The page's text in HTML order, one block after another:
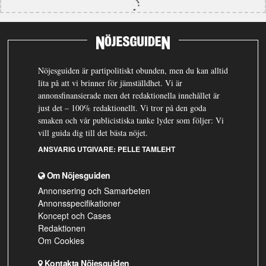
Nöjesguiden är partipolitiskt obunden, men du kan alltid
lita på att vi brinner för jämställdhet. Vi är
annonsfinansierade men det redaktionella innehållet är
just det – 100% redaktionellt. Vi tror på den goda
smaken och vår publicistiska tanke lyder som följer: Vi
vill guida dig till det bästa nöjet.
ANSVARIG UTGIVARE: PELLE TAMLEHT
Om Nöjesguiden
Annonsering och Samarbeten
Annonsspecifikationer
Koncept och Cases
Redaktionen
Om Cookies
Kontakta Nöjesguiden